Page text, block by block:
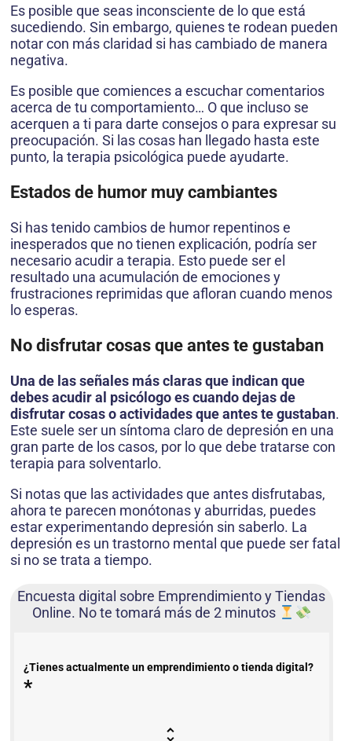
Es posible que seas inconsciente de lo que está
sucediendo. Sin embargo, quienes te rodean pueden
notar con más claridad si has cambiado de manera
negativa.
Es posible que comiences a escuchar comentarios
acerca de tu comportamiento… O que incluso se
acerquen a ti para darte consejos o para expresar su
preocupación. Si las cosas han llegado hasta este
punto, la terapia psicológica puede ayudarte.
Estados de humor muy cambiantes
Si has tenido cambios de humor repentinos e
inesperados que no tienen explicación, podría ser
necesario acudir a terapia. Esto puede ser el
resultado una acumulación de emociones y
frustraciones reprimidas que afloran cuando menos
lo esperas.
No disfrutar cosas que antes te gustaban
Una de las señales más claras que indican que
debes acudir al psicólogo es cuando dejas de
disfrutar cosas o actividades que antes te gustaban.
Este suele ser un síntoma claro de depresión en una
gran parte de los casos, por lo que debe tratarse con
terapia para solventarlo.
Si notas que las actividades que antes disfrutabas,
ahora te parecen monótonas y aburridas, puedes
estar experimentando depresión sin saberlo. La
depresión es un trastorno mental que puede ser fatal
si no se trata a tiempo.
Encuesta digital sobre Emprendimiento y Tiendas
Online. No te tomará más de 2 minutos
¿Tienes actualmente un emprendimiento o tienda digital?
*